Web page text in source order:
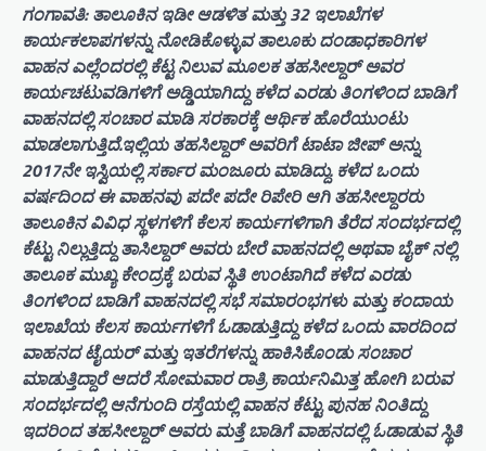
ಗಂಗಾವತಿ: ತಾಲೂಕಿನ ಇಡೀ ಆಡಳಿತ ಮತ್ತು 32 ಇಲಾಖೆಗಳ
ಕಾರ್ಯಕಲಾಪಗಳನ್ನು ನೋಡಿಕೊಳ್ಳುವ ತಾಲೂಕು ದಂಡಾಧಕಾರಿಗಳ
ವಾಹನ ಎಲ್ಲೆಂದರಲ್ಲಿ ಕೆಟ್ಟ ನಿಲುವ ಮೂಲಕ ತಹಸೀಲ್ದಾರ್ ಅವರ
ಕಾರ್ಯಚಟುವಡಿಗಳಿಗೆ ಅಡ್ಡಿಯಾಗಿದ್ದು ಕಳೆದ ಎರಡು ತಿಂಗಳಿಂದ ಬಾಡಿಗೆ
ವಾಹನದಲ್ಲಿ ಸಂಚಾರ ಮಾಡಿ ಸರಕಾರಕ್ಕೆ ಆರ್ಥಿಕ ಹೊರೆಯುಂಟು
ಮಾಡಲಾಗುತ್ತಿದೆ.ಇಲ್ಲಿಯ ತಹಸಿಲ್ದಾರ್ ಅವರಿಗೆ ಟಾಟಾ ಜೀಪ್ ಅನ್ನು
2017ನೇ ಇಸ್ವಿಯಲ್ಲಿ ಸರ್ಕಾರ ಮಂಜೂರು ಮಾಡಿದ್ದು. ಕಳೆದ ಒಂದು
ವರ್ಷದಿಂದ ಈ ವಾಹನವು ಪದೇ ಪದೇ ರಿಪೇರಿ ಆಗಿ ತಹಸೀಲ್ದಾರರು
ತಾಲೂಕಿನ ವಿವಿಧ ಸ್ಥಳಗಳಿಗೆ ಕೆಲಸ ಕಾರ್ಯಗಳಿಗಾಗಿ ತೆರೆದ ಸಂದರ್ಭದಲ್ಲಿ
ಕೆಟ್ಟು ನಿಲ್ಲುತ್ತಿದ್ದು ತಾಸಿಲ್ದಾರ್ ಅವರು ಬೇರೆ ವಾಹನದಲ್ಲಿ ಅಥವಾ ಬೈಕ್ ನಲ್ಲಿ
ತಾಲೂಕ ಮುಖ್ಯ ಕೇಂದ್ರಕ್ಕೆ ಬರುವ ಸ್ಥಿತಿ ಉಂಟಾಗಿದೆ ಕಳೆದ ಎರಡು
ತಿಂಗಳಿಂದ ಬಾಡಿಗೆ ವಾಹನದಲ್ಲಿ ಸಭೆ ಸಮಾರಂಭಗಳು ಮತ್ತು ಕಂದಾಯ
ಇಲಾಖೆಯ ಕೆಲಸ ಕಾರ್ಯಗಳಿಗೆ ಓಡಾಡುತ್ತಿದ್ದು ಕಳೆದ ಒಂದು ವಾರದಿಂದ
ವಾಹನದ ಟೈಯರ್ ಮತ್ತು ಇತರೆಗಳನ್ನು ಹಾಕಿಸಿಕೊಂಡು ಸಂಚಾರ
ಮಾಡುತ್ತಿದ್ದಾರೆ ಆದರೆ ಸೋಮವಾರ ರಾತ್ರಿ ಕಾರ್ಯನಿಮಿತ್ತ ಹೋಗಿ ಬರುವ
ಸಂದರ್ಭದಲ್ಲಿ ಆನೆಗುಂದಿ ರಸ್ತೆಯಲ್ಲಿ ವಾಹನ ಕೆಟ್ಟು ಪುನಹ ನಿಂತಿದ್ದು
ಇದರಿಂದ ತಹಸೀಲ್ದಾರ್ ಅವರು ಮತ್ತೆ ಬಾಡಿಗೆ ವಾಹನದಲ್ಲಿ ಓಡಾಡುವ ಸ್ಥಿತಿ